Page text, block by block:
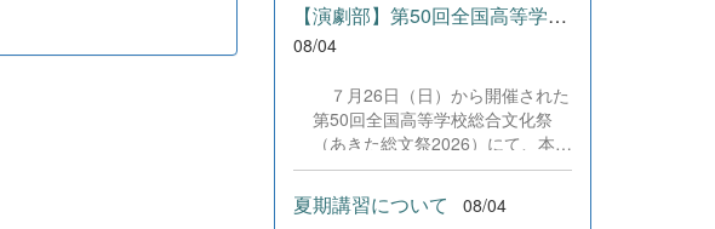
【演劇部】第50回全国高等学校総合文化祭にて受賞!
08/04
７月26日（日）から開催された
第50回全国高等学校総合文化祭
（あきた総文祭2026）にて、本校
演劇部が「優良賞」及び「舞台美
術賞」を受賞いたしました。大会
当日は、本校の部員たちもこれま
夏期講習について 08/04